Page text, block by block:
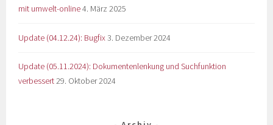
mit umwelt-online4. März 2025
Update (04.12.24): Bugfix 3. Dezember 2024
Update (05.11.2024): Dokumentenlenkung und Suchfunktion
verbessert29. Oktober 2024